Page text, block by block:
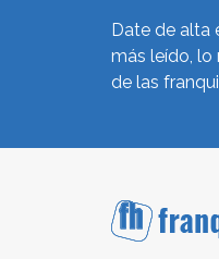
Date de alta
más leído, lo
de las